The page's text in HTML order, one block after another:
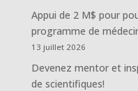
Appui de 2 M$ pour
programme de
13 juillet 2026
Devenez mentor et
de scientifiques!